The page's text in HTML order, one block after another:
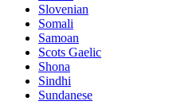
Slovenian
Somali
Samoan
Scots Gaelic
Shona
Sindhi
Sundanese